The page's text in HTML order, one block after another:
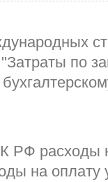
по
РФ
на оплату